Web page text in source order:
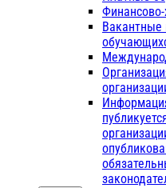
Финансово-
Вакантные